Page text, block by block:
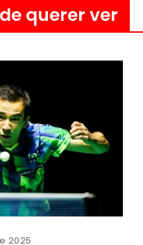
querer ver
2025